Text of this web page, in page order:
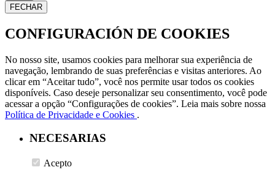
FECHAR
CONFIGURACIÓN DE COOKIES
No nosso site, usamos cookies para melhorar sua experiência de
navegação, lembrando de suas preferências e visitas anteriores. Ao
clicar em “Aceitar tudo”, você nos permite usar todos os cookies
disponíveis. Caso deseje personalizar seu consentimento, você pode
acessar a opção “Configurações de cookies”. Leia mais sobre nossa
Política de Privacidade e Cookies .
NECESARIAS
Acepto